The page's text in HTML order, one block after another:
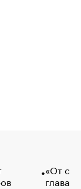
«От
глава